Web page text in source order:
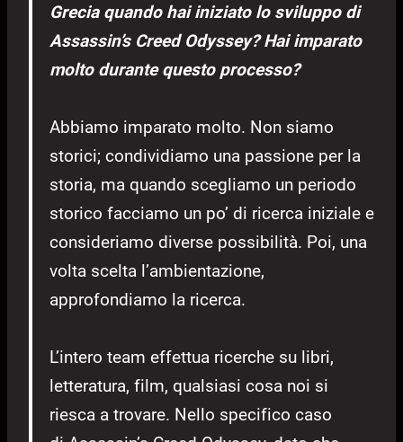
Grecia quando hai iniziato lo sviluppo di
Assassin’s Creed Odyssey? Hai imparato
molto durante questo processo?
Abbiamo imparato molto. Non siamo
storici; condividiamo una passione per la
storia, ma quando scegliamo un periodo
storico facciamo un po’ di ricerca iniziale e
consideriamo diverse possibilità. Poi, una
volta scelta l’ambientazione,
approfondiamo la ricerca.
L’intero team effettua ricerche su libri,
letteratura, film, qualsiasi cosa noi si
riesca a trovare. Nello specifico caso